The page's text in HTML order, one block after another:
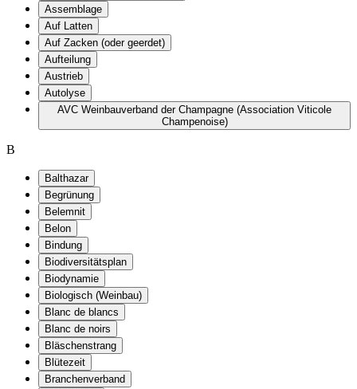
Assemblage
Auf Latten
Auf Zacken (oder geerdet)
Aufteilung
Austrieb
Autolyse
AVC Weinbauverband der Champagne (Association Viticole
Champenoise)
B
Balthazar
Begrünung
Belemnit
Belon
Bindung
Biodiversitätsplan
Biodynamie
Biologisch (Weinbau)
Blanc de blancs
Blanc de noirs
Bläschenstrang
Blütezeit
Branchenverband